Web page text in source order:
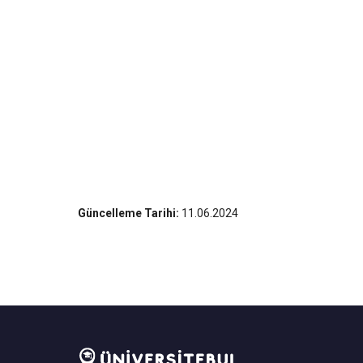
Güncelleme Tarihi: 11.06.2024